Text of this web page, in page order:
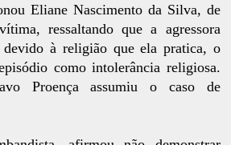
Eliane Nascimento da Silva, de
ressaltando que a agressora
devido à religião que ela pratica, o
como intolerância religiosa.
Proença assumiu o caso de